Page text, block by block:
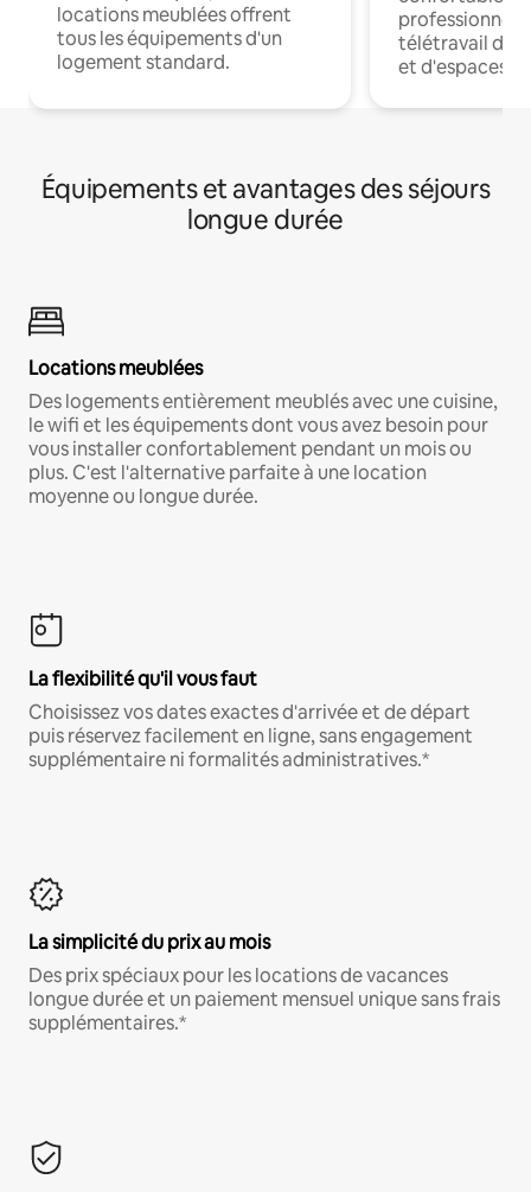
locations meublées offrent
tous les équipements d'un
logement standard.
professionnels
télétravail
et d'espaces
Équipements et avantages des séjours
longue durée
Locations meublées
Des logements entièrement meublés avec une cuisine,
le wifi et les équipements dont vous avez besoin pour
vous installer confortablement pendant un mois ou
plus. C'est l'alternative parfaite à une location
moyenne ou longue durée.
La flexibilité qu'il vous faut
Choisissez vos dates exactes d'arrivée et de départ
puis réservez facilement en ligne, sans engagement
supplémentaire ni formalités administratives.*
La simplicité du prix au mois
Des prix spéciaux pour les locations de vacances
longue durée et un paiement mensuel unique sans frais
supplémentaires.*